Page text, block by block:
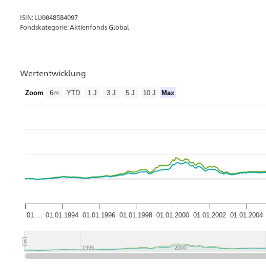
ISIN: LU0048584097
Fondskategorie: Aktienfonds Global
Wertentwicklung
Zoom 6m YTD 1 J 3 J 5 J 10 J Max
01.… 01.01.1994 01.01.1996 01.01.1998 01.01.2000 01.01.2002 01.01.2004
1995
1995 2000
2000